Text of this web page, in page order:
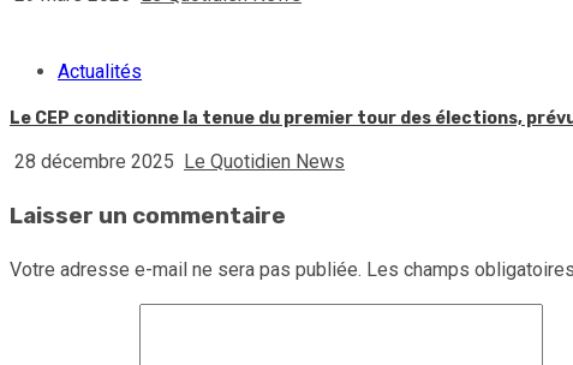
Actualités
Le CEP conditionne la tenue du premier tour des élections,
28 décembre 2025 Le Quotidien News
Laisser un commentaire
Votre adresse e-mail ne sera pas publiée. Les champs